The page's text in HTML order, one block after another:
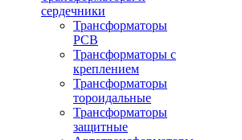
сердечники
Трансформаторы
PCB
Трансформаторы с
креплением
Трансформаторы
тороидальные
Трансформаторы
защитные